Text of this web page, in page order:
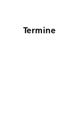
Termine